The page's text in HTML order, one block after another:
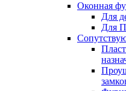
Оконная
Для
Для